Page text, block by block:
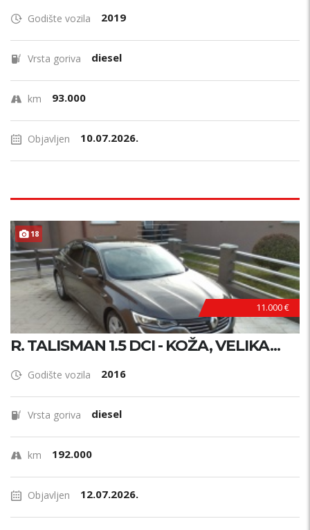
Godište vozila 2019
Vrsta goriva diesel
km 93.000
Objavljen 10.07.2026.
18
11.000 €
R. TALISMAN 1.5 DCI - KOŽA, VELIKA...
Godište vozila 2016
Vrsta goriva diesel
km 192.000
Objavljen 12.07.2026.